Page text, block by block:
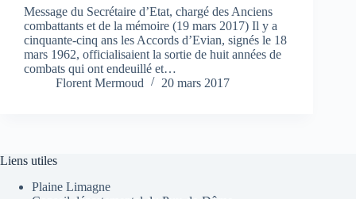
Message du Secrétaire d’Etat, chargé des Anciens
combattants et de la mémoire (19 mars 2017) Il y a
cinquante-cinq ans les Accords d’Evian, signés le 18
mars 1962, officialisaient la sortie de huit années de
combats qui ont endeuillé et…
Florent Mermoud
20 mars 2017
Liens utiles
Plaine Limagne